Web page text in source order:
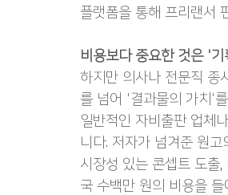
플랫폼을 통해 프리랜서
비용보다 중요한 것은 '
하지만 의사나 전문직 종
를 넘어 '결과물의 가치'
일반적인 자비출판 업체
니다. 저자가 넘겨준 원
시장성 있는 콘셉트 도출
국 수백만 원의 비용을